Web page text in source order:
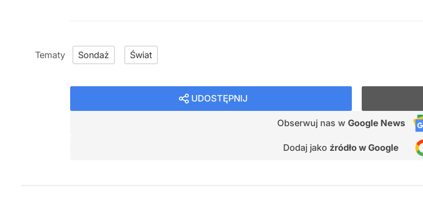
Sondaż Świat
UDOSTĘPNIJ
Obserwuj nas w Google News
Dodaj jako źródło w Google